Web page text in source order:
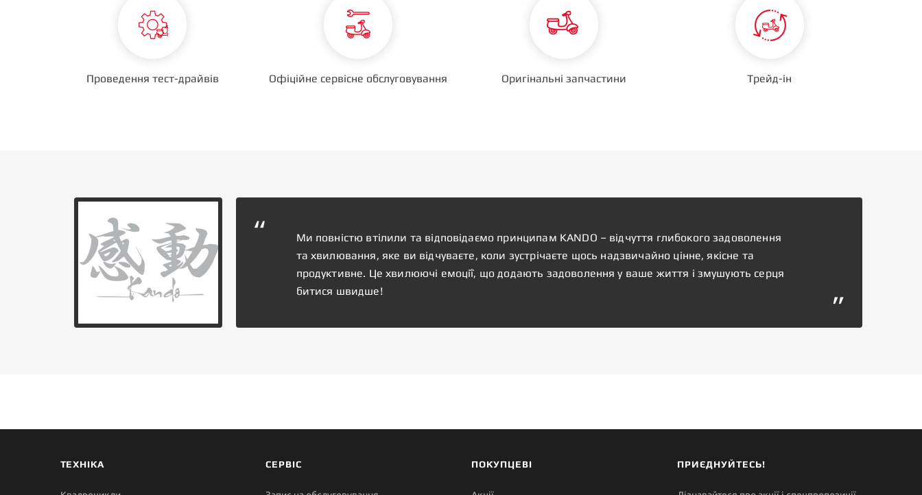
Проведення тест-драйвів Офіційне сервісне обслуговування Оригінальні запчастини Трейд-ін
Ми повністю втілили та відповідаємо принципам KANDO – відчуття глибокого задоволення
та хвилювання, яке ви відчуваєте, коли зустрічаєте щось надзвичайно цінне, якісне та
продуктивне. Це хвилюючі емоції, що додають задоволення у ваше життя і змушують серця
битися швидше!
ТЕХНІКА СЕРВІС ПОКУПЦЕВІ ПРИЄДНУЙТЕСЬ!